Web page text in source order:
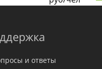
и ответы